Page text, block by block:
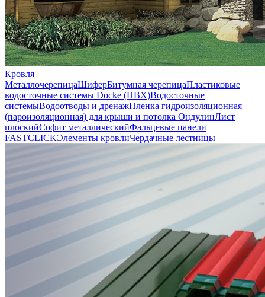
Кровля
МеталлочерепицаШиферБитумная черепицаПластиковые
водосточные системы Docke (ПВХ)Водосточные
системыВодоотводы и дренажПленка гидроизоляционная
(пароизоляционная) для крыши и потолка ОндулинЛист
плоскийСофит металлическийФальцевые панели
FASTCLICKЭлементы кровлиЧердачные лестницы